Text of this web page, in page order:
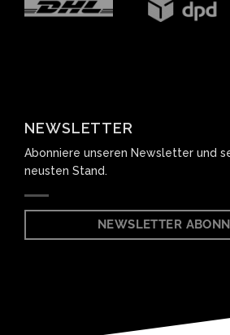
NEWSLETTER
Abonniere unseren Newsletter und
neusten Stand.
NEWSLETTER